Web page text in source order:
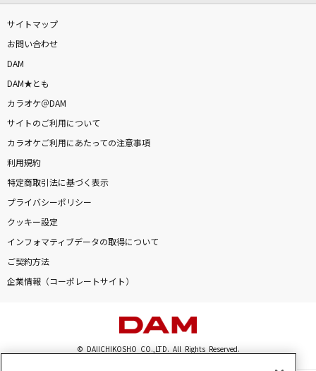
サイトマップ
お問い合わせ
DAM
DAM★とも
カラオケ＠DAM
サイトのご利用について
カラオケご利用にあたっての注意事項
利用規約
特定商取引法に基づく表示
プライバシーポリシー
クッキー設定
インフォマティブデータの取得について
ご契約方法
企業情報（コーポレートサイト）
© DAIICHIKOSHO CO.,LTD. All Rights Reserved.